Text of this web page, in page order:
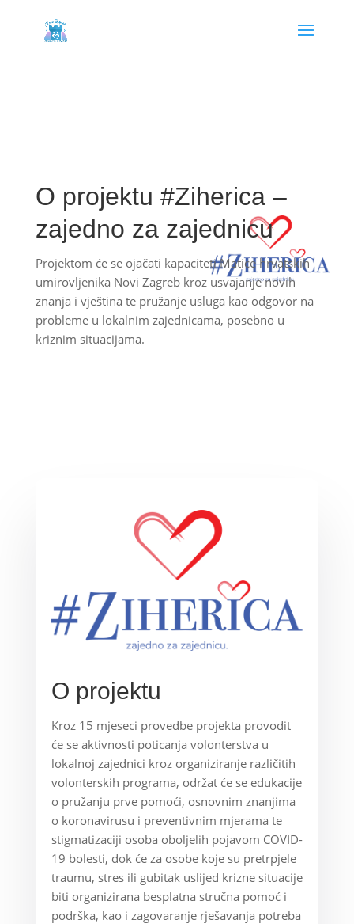
O projektu #Ziherica –
zajedno za zajednicu
Projektom će se ojačati kapaciteti Matice hrvatskih
umirovljenika Novi Zagreb kroz usvajanje novih
znanja i vještina te pružanje usluga kao odgovor na
probleme u lokalnim zajednicama, posebno u
kriznim situacijama.
O projektu
Kroz 15 mjeseci provedbe projekta provodit
će se aktivnosti poticanja volonterstva u
lokalnoj zajednici kroz organiziranje različitih
volonterskih programa, održat će se edukacije
o pružanju prve pomoći, osnovnim znanjima
o koronavirusu i preventivnim mjerama te
stigmatizaciji osoba oboljelih pojavom COVID-
19 bolesti, dok će za osobe koje su pretrpjele
traumu, stres ili gubitak uslijed krizne situacije
biti organizirana besplatna stručna pomoć i
podrška, kao i zagovaranje rješavanja potreba